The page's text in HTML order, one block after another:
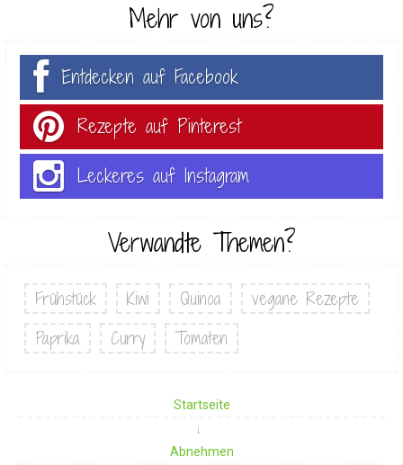
Mehr von uns?
Entdecken auf Facebook
Rezepte auf Pinterest
Leckeres auf Instagram
Verwandte Themen?
Frühstück Kiwi Quinoa
vegane Rezepte
Paprika
Curry Tomaten
Startseite
Abnehmen